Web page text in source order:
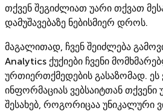
თქვენ შეგიძლიათ უარი თქვათ
დამუშავებაზე ნებისმიერ დროს.
მაგალითად, ჩვენ შეიძლება
Analytics ქუქიები ჩვენი
ურთიერთქმედების გასაზომად. ეს
ინფორმაციას ვებსაიტთან
შესახებ, როგორიცაა უნიკალური